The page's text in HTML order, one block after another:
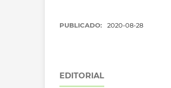
PUBLICADO: 2020-08-28
EDITORIAL